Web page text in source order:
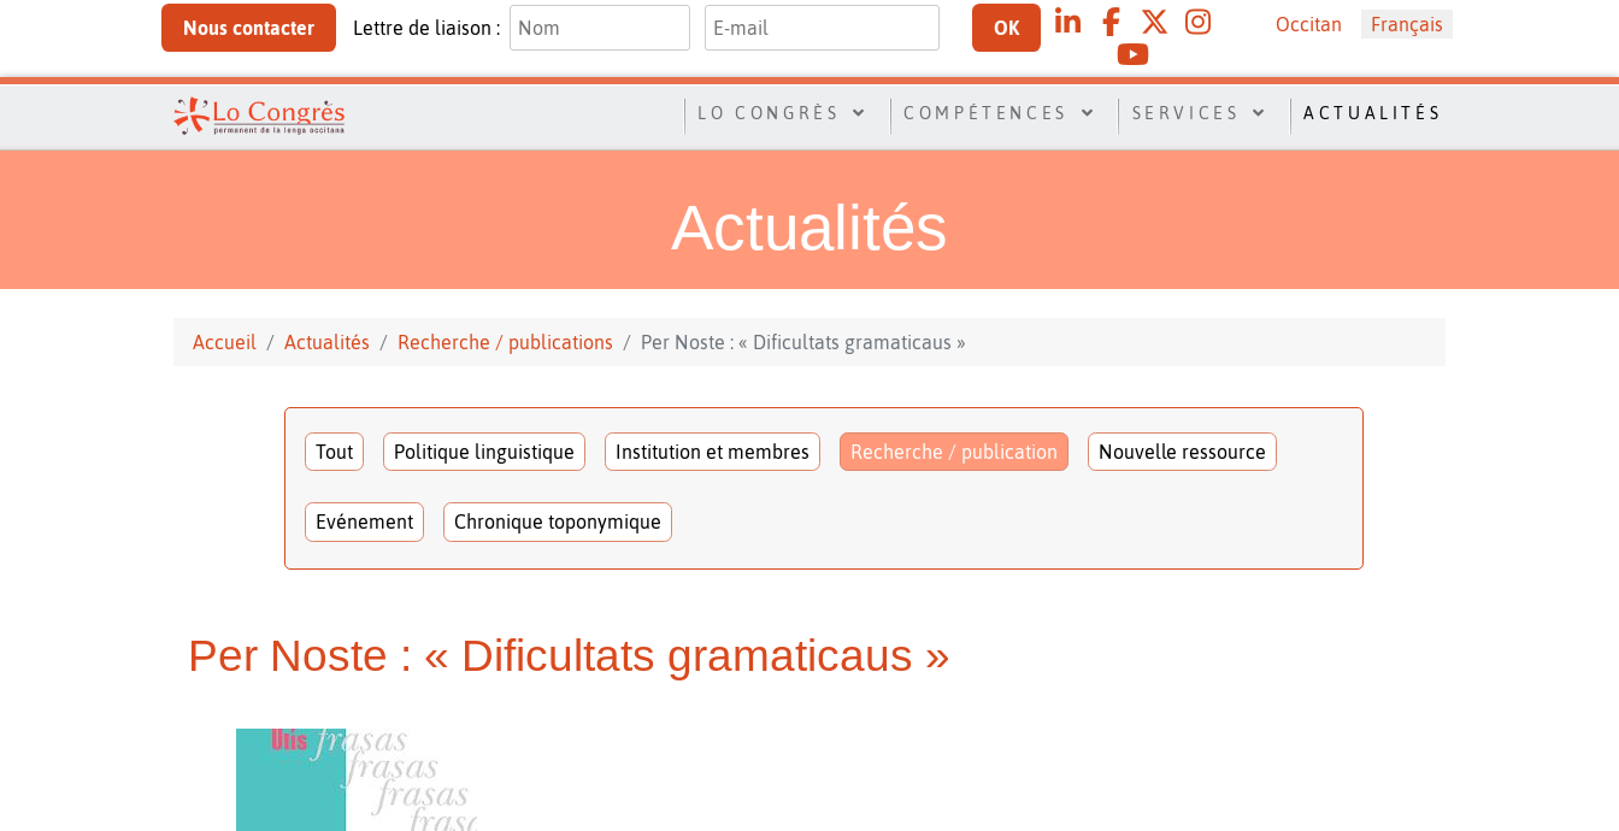
Nous contacter Lettre de liaison : OK Sélectionnez votre langue
Occitan Français
LO CONGRÈS COMPÉTENCES SERVICES ACTUALITÉS
Actualités
Accueil Actualités Recherche / publications Per Noste : « Dificultats gramaticaus »
Tout Politique linguistique Institution et membres Recherche / publication Nouvelle ressource
Evénement Chronique toponymique
Per Noste : « Dificultats gramaticaus »